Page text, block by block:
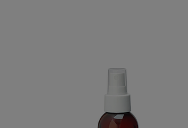
Niewielką ilość
wodą.